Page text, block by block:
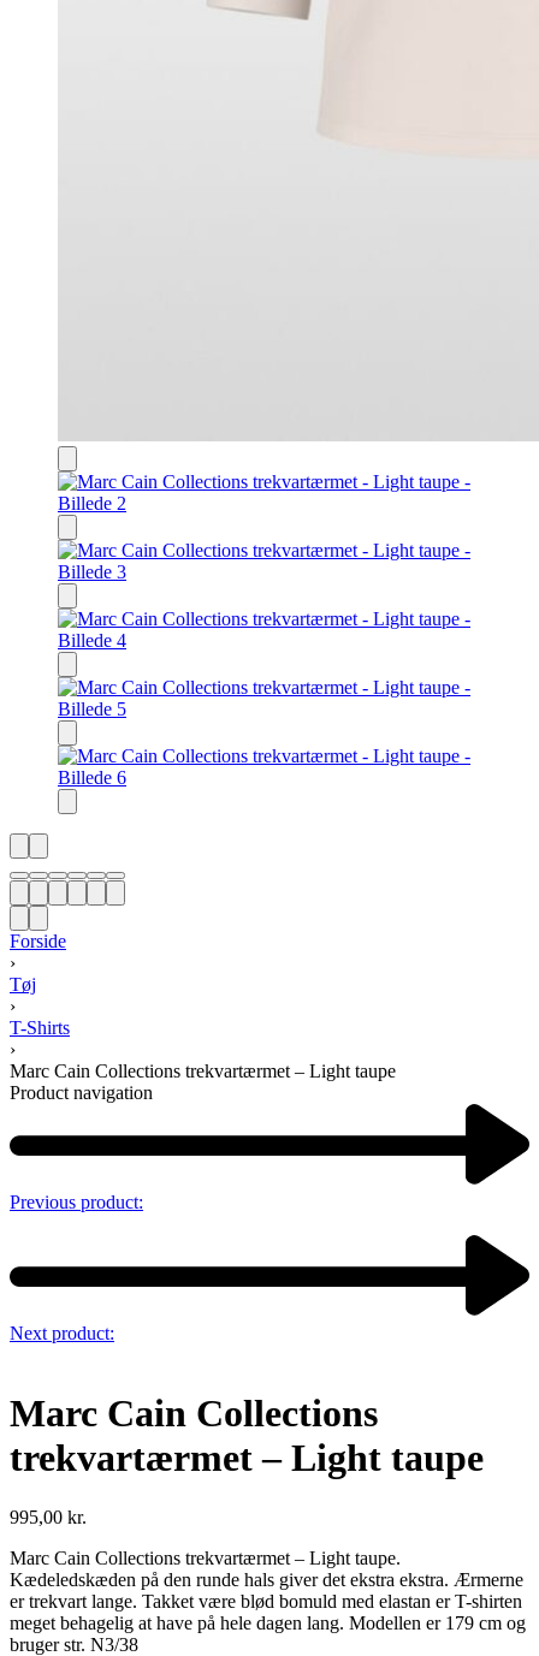
Forside
›
Tøj
›
T-Shirts
›
Marc Cain Collections trekvartærmet – Light taupe
Product navigation
Previous product:
Next product:
Marc Cain Collections
trekvartærmet – Light taupe
995,00 kr.
Marc Cain Collections trekvartærmet – Light taupe.
Kædeledskæden på den runde hals giver det ekstra ekstra. Ærmerne
er trekvart lange. Takket være blød bomuld med elastan er T-shirten
meget behagelig at have på hele dagen lang. Modellen er 179 cm og
bruger str. N3/38